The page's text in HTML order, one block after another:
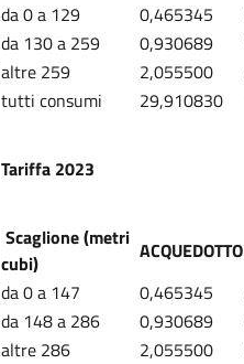
da 0 a 129 0,465345
da 130 a 259 0,930689
altre 259 2,055500
tutti consumi 29,910830
Tariffa 2023
Scaglione (metri
cubi)
ACQUEDOTTO
da 0 a 147 0,465345
da 148 a 286 0,930689
altre 286 2,055500